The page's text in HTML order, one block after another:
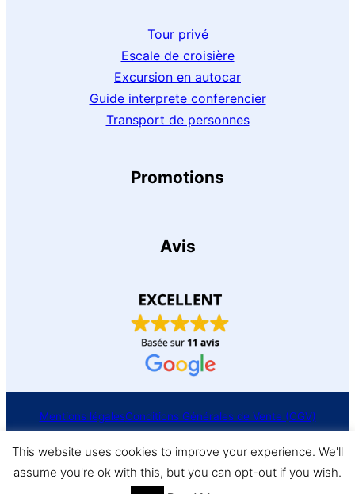
Tour privé
Escale de croisière
Excursion en autocar
Guide interprete conferencier
Transport de personnes
Promotions
Avis
Mentions légalesConditions Générales de Vente (CGV)
Politique de confidentialité
This website uses cookies to improve your experience. We'll
assume you're ok with this, but you can opt-out if you wish.